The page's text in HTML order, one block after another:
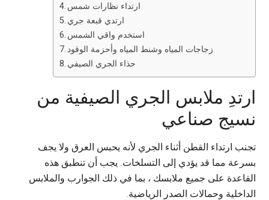
ارتداء نظارات شمس
ارتدي قبعة جري
استخدم واقي الشمس
زجاجات المياه وشنط المياه وأحزمة الوقود
حذاء الجري الصيفي
ارتدِ ملابس الجري الصيفية من
نسيج صناعي
تجنب ارتداء القطن أثناء الجري لأنه يحبس العرق ولا يجف
بسرعة مما قد يؤدي إلى التسلخات. يجب أن تنطبق هذه
القاعدة على جميع ملابسك ، بما في ذلك الجوارب والملابس
الداخلية وحمالات الصدر الرياضية.